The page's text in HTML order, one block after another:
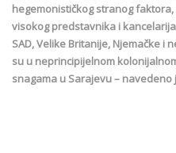
hegemonističkog stranog
visokog predstavnika i
SAD, Velike Britanije, Njemačke i
su u neprincipijelnom
snagama u Sarajevu – navedeno